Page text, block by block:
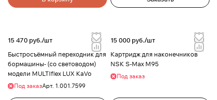
15 470 руб./шт
Быстросъёмный переходник для
бормашины- (со световодом)
модели MULTIflex LUX KaVo
Под заказАрт. 1.001.7599
15 000 руб./шт
Картридж для наконечников
NSK S-Max M95
Под заказ